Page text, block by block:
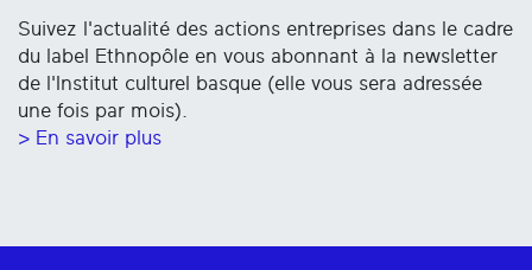
Suivez l'actualité des actions entreprises dans le cadre
du label Ethnopôle en vous abonnant à la newsletter
de l'Institut culturel basque (elle vous sera adressée
une fois par mois).
> En savoir plus